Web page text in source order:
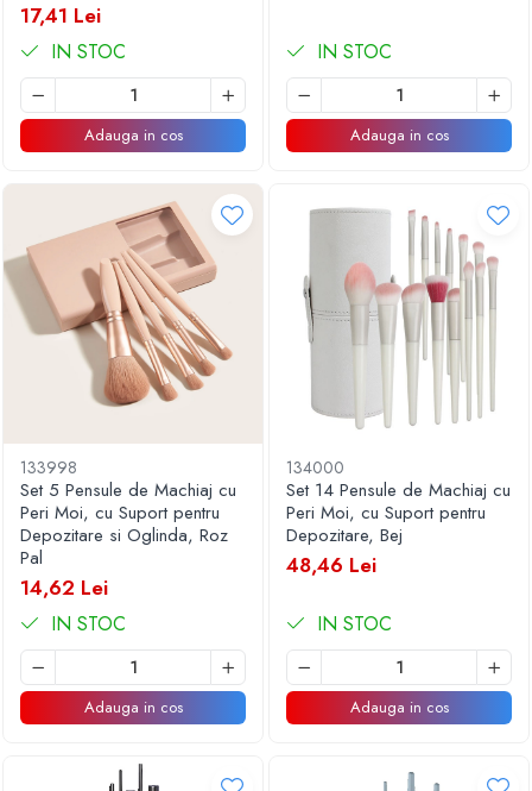
17,41 Lei
IN STOC
Adauga in cos
IN STOC
Adauga in cos
133998
Set 5 Pensule de Machiaj cu
Peri Moi, cu Suport pentru
Depozitare si Oglinda, Roz
Pal
14,62 Lei
IN STOC
Adauga in cos
134000
Set 14 Pensule de Machiaj cu
Peri Moi, cu Suport pentru
Depozitare, Bej
48,46 Lei
IN STOC
Adauga in cos